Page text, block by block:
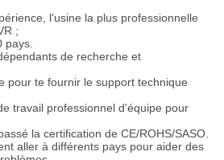
l'usine la plus professionnelle
;
pays.
de recherche et
pour te fournir le support technique
travail professionnel d'équipe pour
la certification de CE/ROHS/SASO.
aller à différents pays pour aider des